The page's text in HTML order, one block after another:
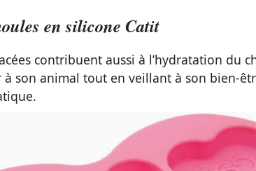
en silicone Catit
contribuent aussi à l’hydratation du
son animal tout en veillant à son bien-